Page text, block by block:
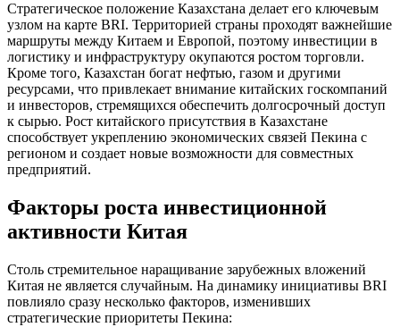
Стратегическое положение Казахстана делает его ключевым
узлом на карте BRI. Территорией страны проходят важнейшие
маршруты между Китаем и Европой, поэтому инвестиции в
логистику и инфраструктуру окупаются ростом торговли.
Кроме того, Казахстан богат нефтью, газом и другими
ресурсами, что привлекает внимание китайских госкомпаний
и инвесторов, стремящихся обеспечить долгосрочный доступ
к сырью. Рост китайского присутствия в Казахстане
способствует укреплению экономических связей Пекина с
регионом и создает новые возможности для совместных
предприятий.
Факторы роста инвестиционной
активности Китая
Столь стремительное наращивание зарубежных вложений
Китая не является случайным. На динамику инициативы BRI
повлияло сразу несколько факторов, изменивших
стратегические приоритеты Пекина: